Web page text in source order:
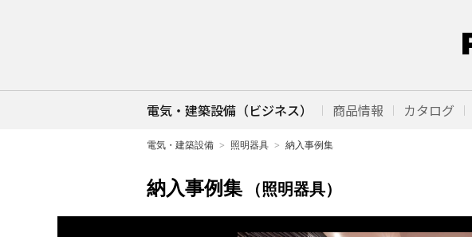
電気・建築設備（ビジネス） 商品情報 カタログ
電気・建築設備 照明器具 納入事例集
納入事例集 （照明器具）